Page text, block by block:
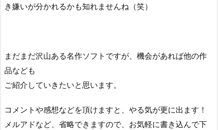
き嫌いが分かれるかも知れませんね（笑）
まだまだ沢山ある名作ソフトですが、機会があれば他の作
品なども
ご紹介していきたいと思います。
コメントや感想などを頂けますと、やる気が更に出ます！
メルアドなど、省略できますので、お気軽に書き込んで下